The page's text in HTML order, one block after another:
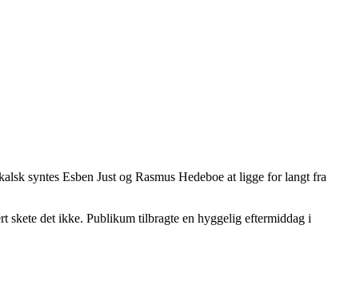
syntes Esben Just og Rasmus Hedeboe at ligge for langt fra
skete det ikke. Publikum tilbragte en hyggelig eftermiddag i